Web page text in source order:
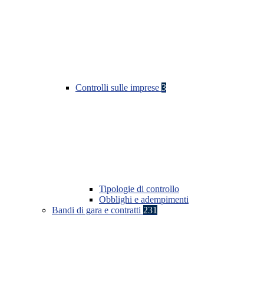
Controlli sulle imprese 3
Tipologie di controllo
Obblighi e adempimenti
Bandi di gara e contratti 231